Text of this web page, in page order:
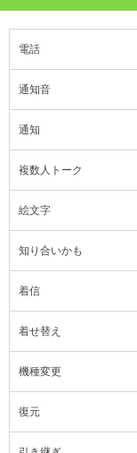
電話
通知音
通知
複数人トーク
絵文字
知り合いかも
着信
着せ替え
機種変更
復元